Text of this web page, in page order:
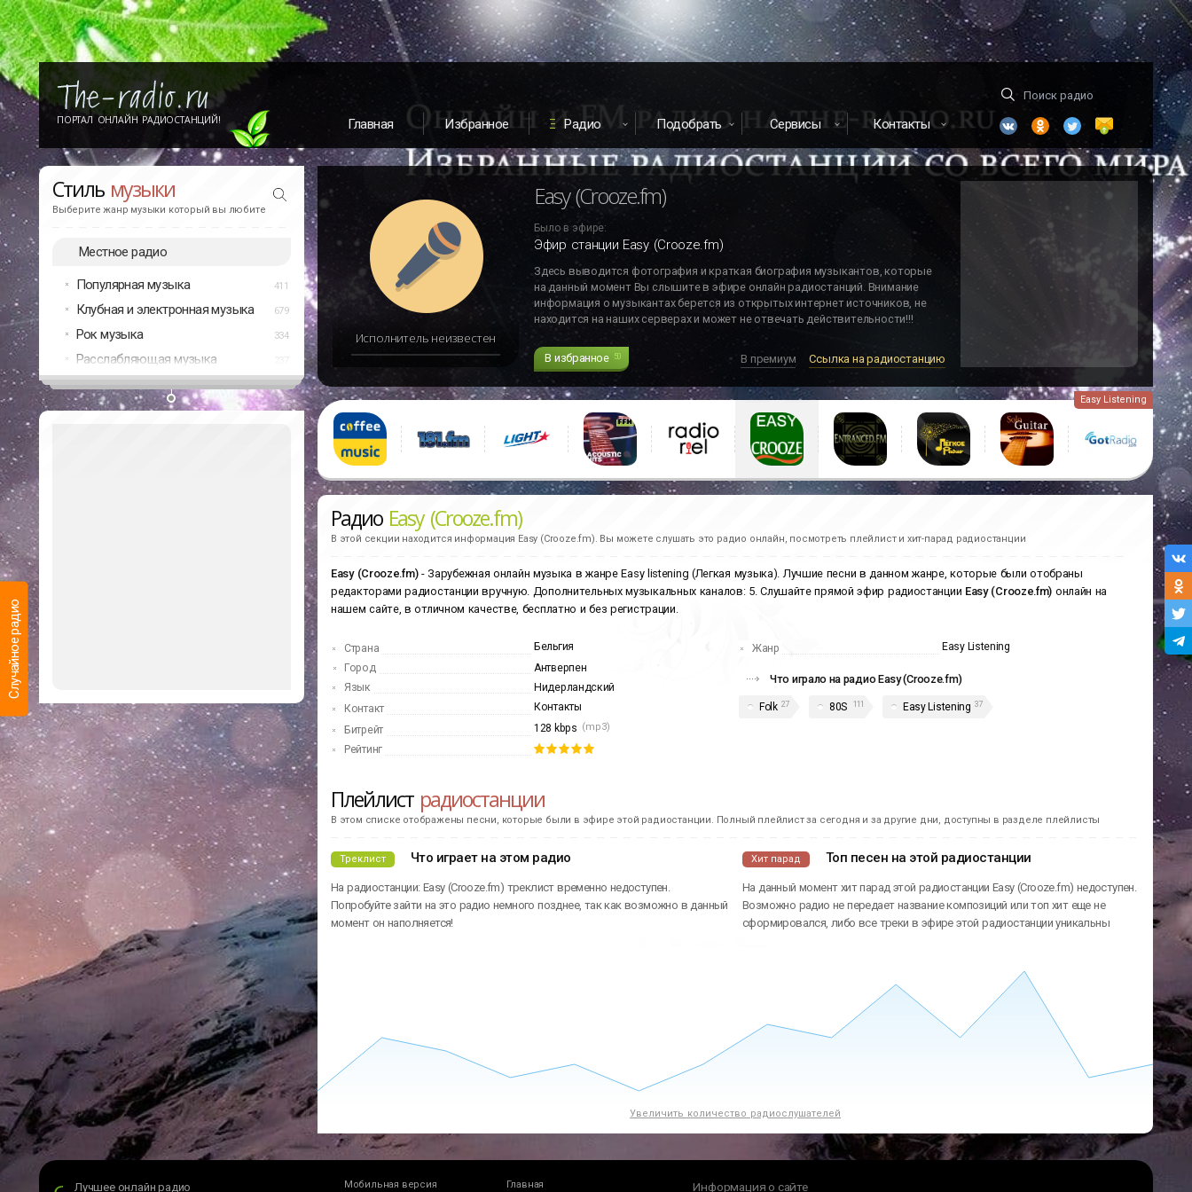
Случайное радио
ПОРТАЛ ОНЛАЙН РАДИОСТАНЦИЙ! Главная Избранное Радио Подобрать Сервисы Контакты
Стиль музыки
Выберите жанр музыки который вы любите
Местное радио
Популярная музыка 411
Клубная и электронная музыка 679
Рок музыка 334
Расслабляющая музыка
Исполнитель неизвестен
Easy (Crooze.fm)
Было в эфире:
Эфир станции Easy (Crooze.fm)
Здесь выводится фотография и краткая биография музыкантов, которые
на данный момент Вы слышите в эфире онлайн радиостанций. Внимание
информация о музыкантах берется из открытых интернет источников, не
находится на наших серверах и может не отвечать действительности!!!
В избранное 50 В премиум Ссылка на радиостанцию
Easy Listening
Радио Easy (Crooze.fm)
В этой секции находится информация Easy (Crooze.fm). Вы можете слушать это радио онлайн, посмотреть плейлист и хит-парад радиостанции
Easy (Crooze.fm)- Зарубежная онлайн музыка в жанре Easy listening (Легкая музыка). Лучшие песни в данном жанре, которые были отобраны
редакторами радиостанции вручную. Дополнительных музыкальных каналов: 5. Слушайте прямой эфир радиостанции Easy (Crooze.fm) онлайн на
нашем сайте, в отличном качестве, бесплатно и без регистрации.
Страна
Бельгия
Город
Антверпен
Язык
Нидерландский
Контакт
Контакты
Битрейт
128 kbps (mp3)
Рейтинг
Жанр Easy Listening
Что играло на радио Easy (Crooze.fm)
Folk 27 80S 111 Easy Listening 37
Плейлист радиостанции
В этом списке отображены песни, которые были в эфире этой радиостанции. Полный плейлист за сегодня и за другие дни, доступны в разделе плейлисты
Треклист Что играет на этом радио
На радиостанции: Easy (Crooze.fm) треклист временно недоступен.
Попробуйте зайти на это радио немного позднее, так как возможно в данный
момент он наполняется!
Хит парад Топ песен на этой радиостанции
На данный момент хит парад этой радиостанции Easy (Crooze.fm) недоступен.
Возможно радио не передает название композиций или топ хит еще не
сформировался, либо все треки в эфире этой радиостанции уникальны
Увеличить количество радиослушателей
Лучшее онлайн радио Мобильная версия Главная Информация о сайте